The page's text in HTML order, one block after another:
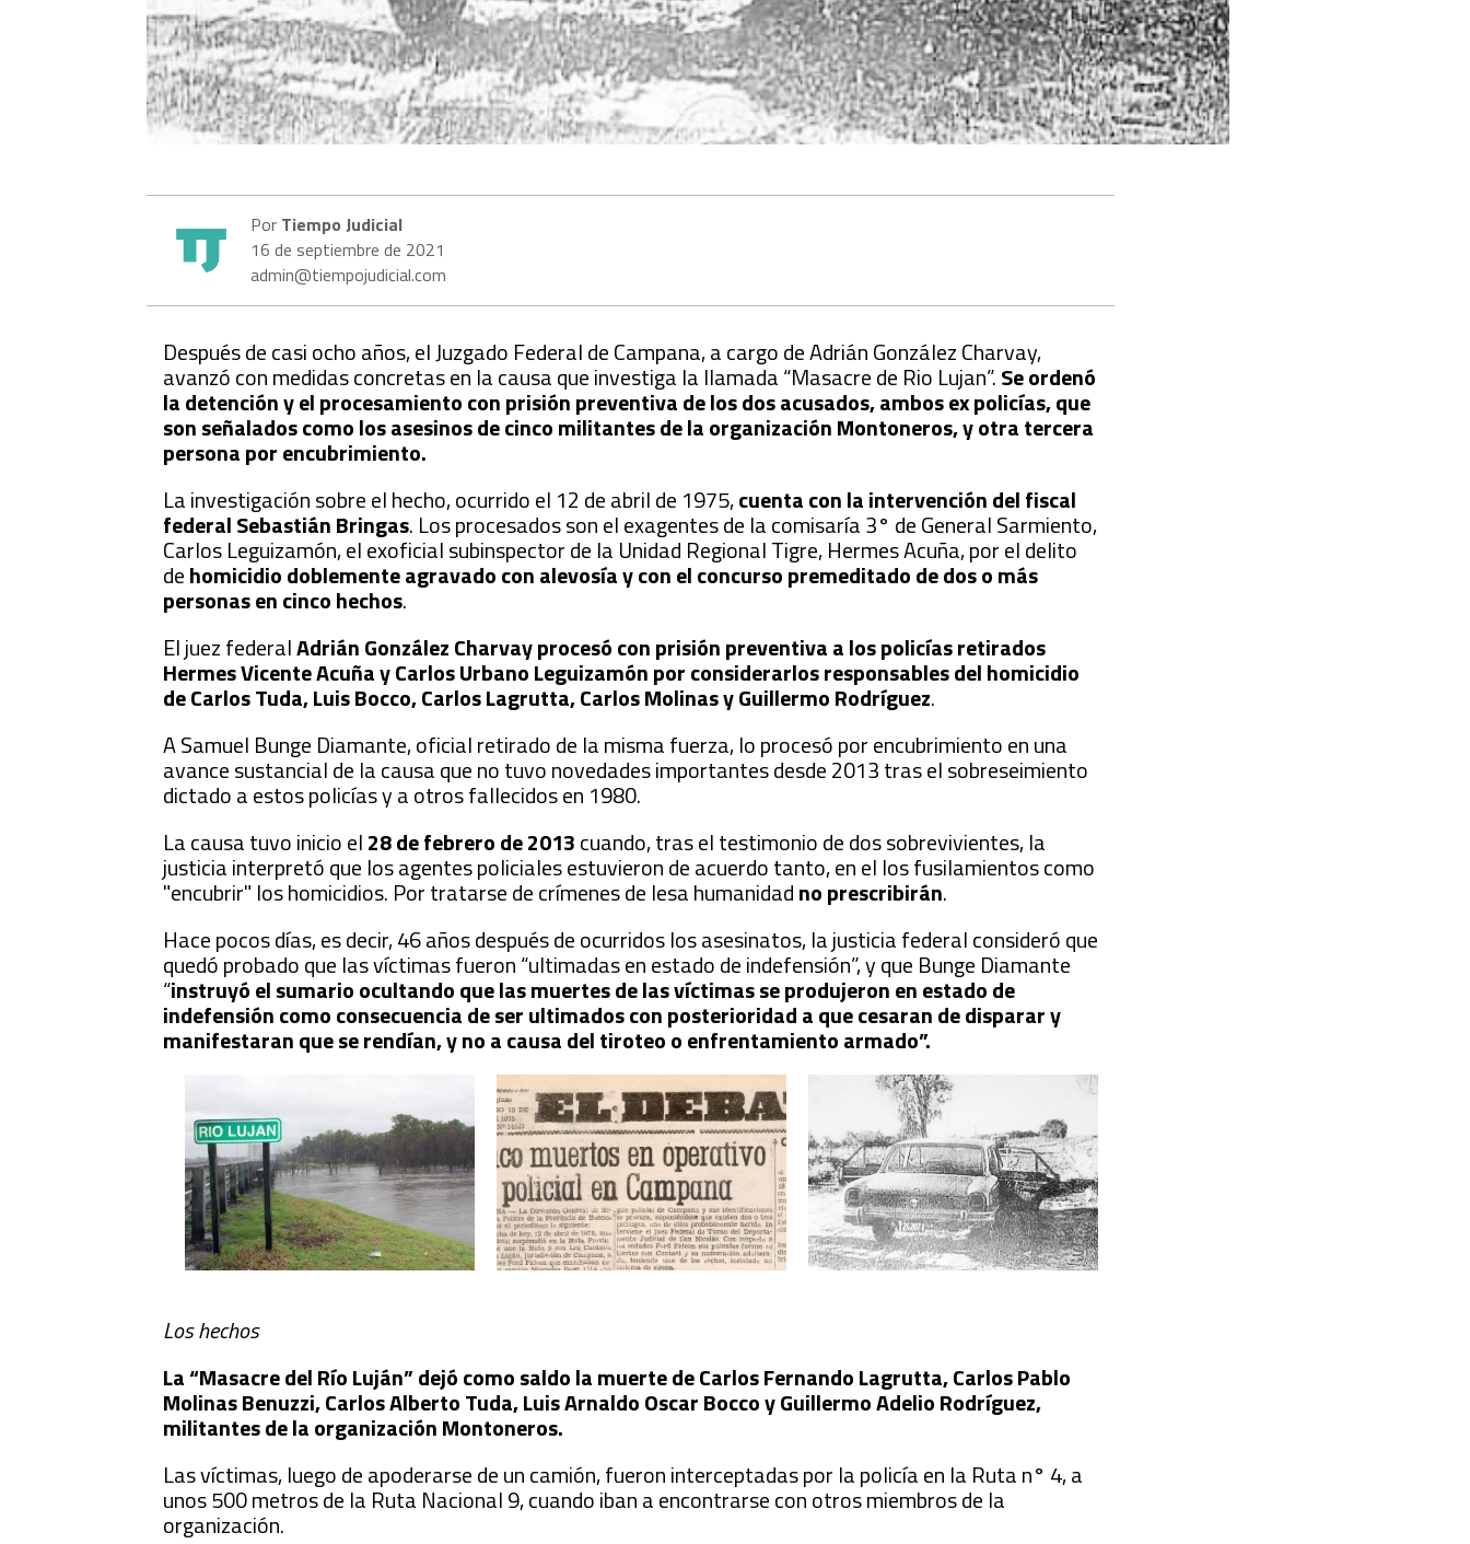
Por Tiempo Judicial
16 de septiembre de 2021
admin@tiempojudicial.com
Después de casi ocho años, el Juzgado Federal de Campana, a cargo de Adrián González Charvay,
avanzó con medidas concretas en la causa que investiga la llamada “Masacre de Rio Lujan”.Se ordenó
la detención y el procesamiento con prisión preventiva de los dos acusados, ambos ex policías, que
son señalados como los asesinos de cinco militantes de la organización Montoneros, y otra tercera
persona por encubrimiento.
La investigación sobre el hecho, ocurrido el 12 de abril de 1975,cuenta con la intervención del fiscal
federal Sebastián Bringas. Los procesados son el exagentes de la comisaría 3° de General Sarmiento,
Carlos Leguizamón, el exoficial subinspector de la Unidad Regional Tigre, Hermes Acuña, por el delito
dehomicidio doblemente agravado con alevosía y con el concurso premeditado de dos o más
personas en cinco hechos.
El juez federalAdrián González Charvay procesó con prisión preventiva a los policías retirados
Hermes Vicente Acuña y Carlos Urbano Leguizamón por considerarlos responsables del homicidio
de Carlos Tuda, Luis Bocco, Carlos Lagrutta, Carlos Molinas y Guillermo Rodríguez.
A Samuel Bunge Diamante, oficial retirado de la misma fuerza, lo procesó por encubrimiento en una
avance sustancial de la causa que no tuvo novedades importantes desde 2013 tras el sobreseimiento
dictado a estos policías y a otros fallecidos en 1980.
La causa tuvo inicio el28 de febrero de 2013cuando, tras el testimonio de dos sobrevivientes, la
justicia interpretó que los agentes policiales estuvieron de acuerdo tanto, en el los fusilamientos como
"encubrir" los homicidios. Por tratarse de crímenes de lesa humanidadno prescribirán.
Hace pocos días, es decir, 46 años después de ocurridos los asesinatos, la justicia federal consideró que
quedó probado que las víctimas fueron “ultimadas en estado de indefensión”, y que Bunge Diamante
“instruyó el sumario ocultando que las muertes de las víctimas se produjeron en estado de
indefensión como consecuencia de ser ultimados con posterioridad a que cesaran de disparar y
manifestaran que se rendían, y no a causa del tiroteo o enfrentamiento armado”.
Los hechos
La “Masacre del Río Luján” dejó como saldo la muerte de Carlos Fernando Lagrutta, Carlos Pablo
Molinas Benuzzi, Carlos Alberto Tuda, Luis Arnaldo Oscar Bocco y Guillermo Adelio Rodríguez,
militantes de la organización Montoneros.
Las víctimas, luego de apoderarse de un camión, fueron interceptadas por la policía en la Ruta n° 4, a
unos 500 metros de la Ruta Nacional 9, cuando iban a encontrarse con otros miembros de la
organización.